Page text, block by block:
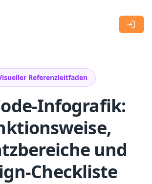
Referenzleitfaden
Infografik:
und
Checkliste